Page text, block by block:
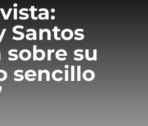
Santos
sobre su
sencillo